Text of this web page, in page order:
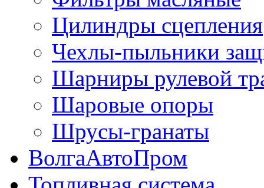
Цилиндры сцепления
Чехлы-пыльники
Шарниры рулевой
Шаровые опоры
Шрусы-гранаты
ВолгаАвтоПром